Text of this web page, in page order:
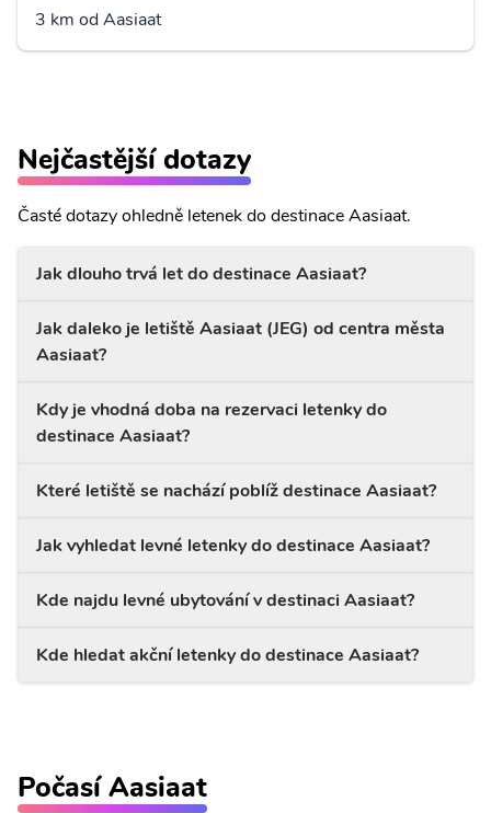
3 km od Aasiaat
Nejčastější dotazy
Časté dotazy ohledně letenek do destinace Aasiaat.
Jak dlouho trvá let do destinace Aasiaat?
Jak daleko je letiště Aasiaat (JEG) od centra města
Aasiaat?
Kdy je vhodná doba na rezervaci letenky do
destinace Aasiaat?
Které letiště se nachází poblíž destinace Aasiaat?
Jak vyhledat levné letenky do destinace Aasiaat?
Kde najdu levné ubytování v destinaci Aasiaat?
Kde hledat akční letenky do destinace Aasiaat?
Počasí Aasiaat